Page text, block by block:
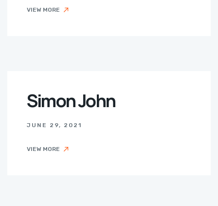
VIEW MORE
Simon John
JUNE 29, 2021
VIEW MORE